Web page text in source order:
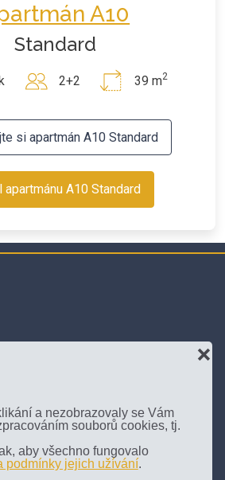
a nezobrazovaly se Vám
souborů cookies, tj.
aby všechno fungovalo
podmínky jejich užívání.
❌
A10
Standard
2+2 39 m2
si apartmán A10 Standard
apartmánu A10 Standard
O nás
Kontakt
Naše služby
Správce areálu